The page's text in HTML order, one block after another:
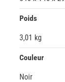
Poids
3,01 kg
Couleur
Noir